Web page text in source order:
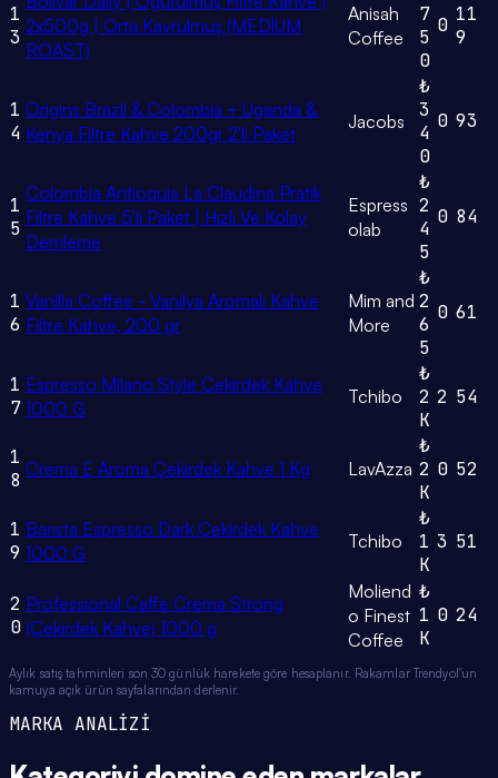
1
3 2x500g | Orta Kavrulmuş (MEDİUM
ROAST)
Anisah
Coffee
7
5
0
0 11
9
1
4
Origins Brazil & Colombia + Uganda &
Kenya Filtre Kahve 200gr 2'li Paket
Jacobs
₺
3
4
0
0 93
1
5
Colombia Antioquia La Claudina Pratik
Filtre Kahve 5'li Paket | Hızlı Ve Kolay
Demleme
Espress
olab
₺
2
4
5
0 84
1
6
Vanilla Coffee - Vanilya Aromalı Kahve
Filtre Kahve, 200 gr
Mim and
More
₺
2
6
5
0 61
1
7
Espresso Milano Style Çekirdek Kahve
1000 G
Tchibo
₺
2
K
2 54
1
8 Crema E Aroma Çekirdek Kahve 1 Kg LavAzza
₺
2
K
0 52
1
9
Barısta Espresso Dark Çekirdek Kahve
1000 G
Tchibo
₺
1
K
3 51
2
0
Professional Caffe Crema Strong
(Çekirdek Kahve) 1000 g
Moliend
o Finest
Coffee
₺
1
K
0 24
Aylık satış tahminleri son 30 günlük harekete göre hesaplanır. Rakamlar Trendyol'un
kamuya açık ürün sayfalarından derlenir.
MARKA ANALİZİ